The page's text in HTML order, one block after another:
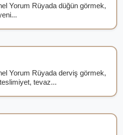
Yorum Rüyada düğün görmek,
Yorum Rüyada derviş görmek,
tevaz...